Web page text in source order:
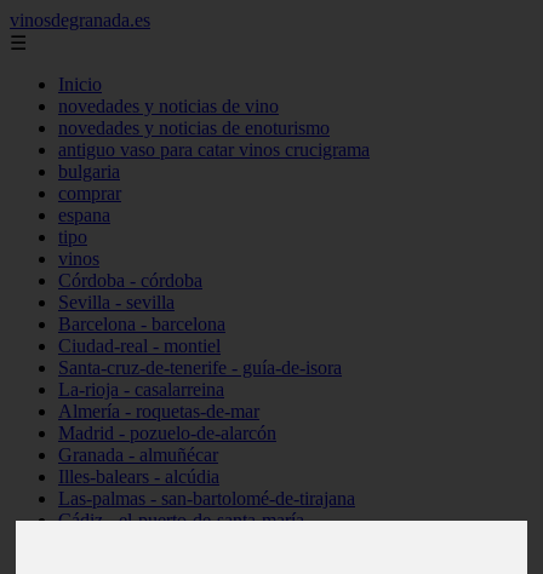
vinosdegranada.es
☰
Inicio
novedades y noticias de vino
novedades y noticias de enoturismo
antiguo vaso para catar vinos crucigrama
bulgaria
comprar
espana
tipo
vinos
Córdoba - córdoba
Sevilla - sevilla
Barcelona - barcelona
Ciudad-real - montiel
Santa-cruz-de-tenerife - guía-de-isora
La-rioja - casalarreina
Almería - roquetas-de-mar
Madrid - pozuelo-de-alarcón
Granada - almuñécar
Illes-balears - alcúdia
Las-palmas - san-bartolomé-de-tirajana
Cádiz - el-puerto-de-santa-maría